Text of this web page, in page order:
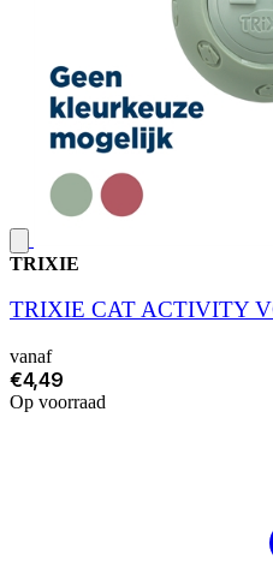
TRIXIE
TRIXIE CAT ACTIVITY
vanaf
€4,49
Op voorraad